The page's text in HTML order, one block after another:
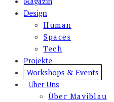
Design
Human
Spaces
Tech
Projekte
Workshops & Events
Über Uns
Über Maviblau